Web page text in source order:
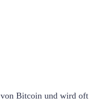
Bitcoin und wird oft